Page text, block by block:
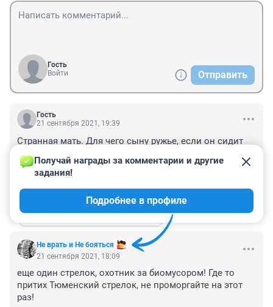
Гость
Войти
Отправить
Гость
21 сентября 2021, 19:39
Странная мать. Для чего сыну ружье, если он сидит
дома. Сейчас много таких замкнутых детей. Но если
он покупает ружье ! для чего ?!
ОТВЕТИТЬ 1 +4 –2
Показать ещё 1 ответ
Не врать и Не бояться
Получай награды за комментарии и другие
задания!
Подробнее в профиле
21 сентября 2021, 18:09
еще один стрелок, охотник за биомусором! Где то
притих Тюменский стрелок, не проморгайте на этот
раз!